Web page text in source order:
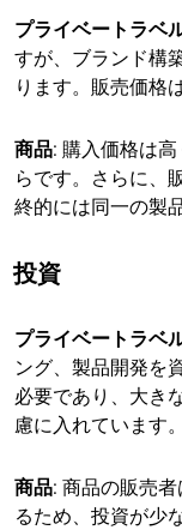
プライベートラベ
すが、ブランド構
ります。販売価格
商品: 購入価格は
らです。さらに、
終的には同一の製
投資
プライベートラベ
ング、製品開発を
必要であり、大き
慮に入れています。
商品: 商品の販売
るため、投資が少